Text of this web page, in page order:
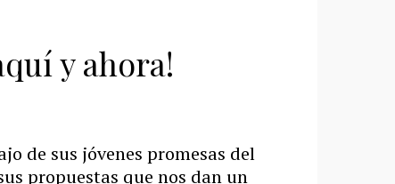
y ahora!
de sus jóvenes promesas del
propuestas que nos dan un